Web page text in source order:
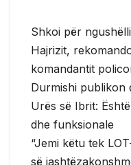
Shkoi për
Hajrizit,
komandantit
Durmishi publikon
Urës së Ibrit:
dhe funksionale
“Jemi këtu tek
së